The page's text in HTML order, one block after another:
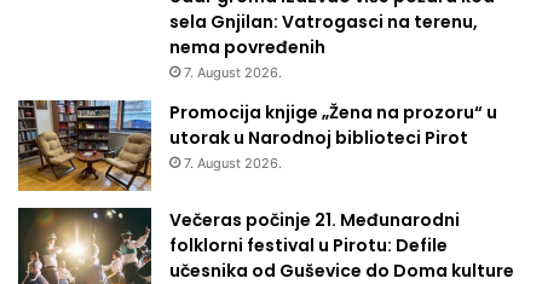
sela Gnjilan: Vatrogasci na terenu,
nema povređenih
7. August 2026.
Promocija knjige „Žena na prozoru“ u
utorak u Narodnoj biblioteci Pirot
7. August 2026.
Večeras počinje 21. Međunarodni
folklorni festival u Pirotu: Defile
učesnika od Guševice do Doma kulture